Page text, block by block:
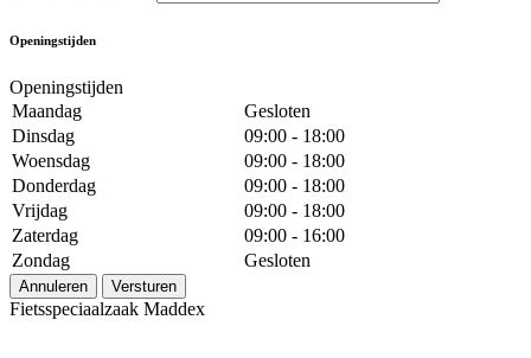
Openingstijden
Openingstijden
Maandag
Gesloten
Dinsdag
09:00 - 18:00
Woensdag
09:00 - 18:00
Donderdag
09:00 - 18:00
Vrijdag
09:00 - 18:00
Zaterdag
09:00 - 16:00
Zondag
Gesloten
Annuleren Versturen
Fietsspeciaalzaak Maddex